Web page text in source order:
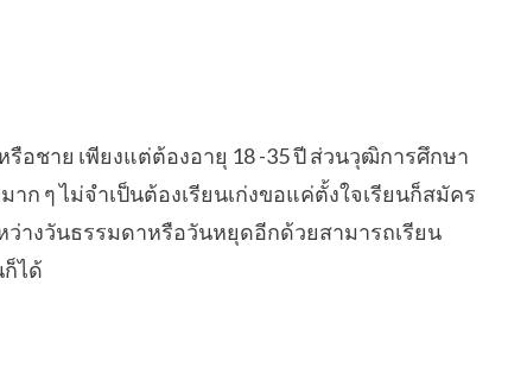
อชาย เพียงแต่ต้องอายุ 18 -35 ปี ส่วนวุฒิการศึกษา
ก ๆ ไม่จำเป็นต้องเรียนเก่งขอแค่ตั้งใจเรียนก็สมัคร
ว่างวันธรรมดาหรือวันหยุดอีกด้วยสามารถเรียน
ก็ได้